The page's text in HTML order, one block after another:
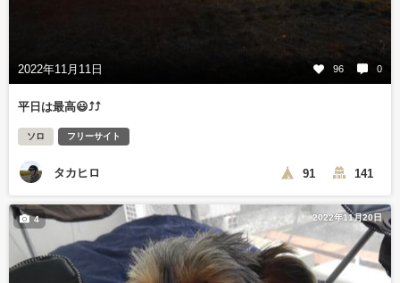
2022年11月11日 96 0
平日は最高😃⤴️⤴️
ソロ フリーサイト
タカヒロ 91 141
2022年11月20日
4